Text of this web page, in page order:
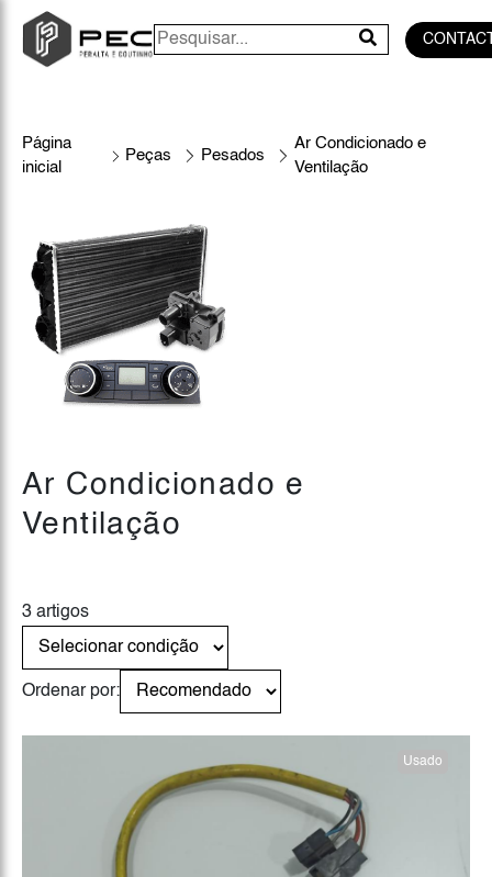
Página
inicial
Peças Pesados
Ar Condicionado e
Ventilação
Ar Condicionado e
Ventilação
3 artigos
Ordenar por:
Usado